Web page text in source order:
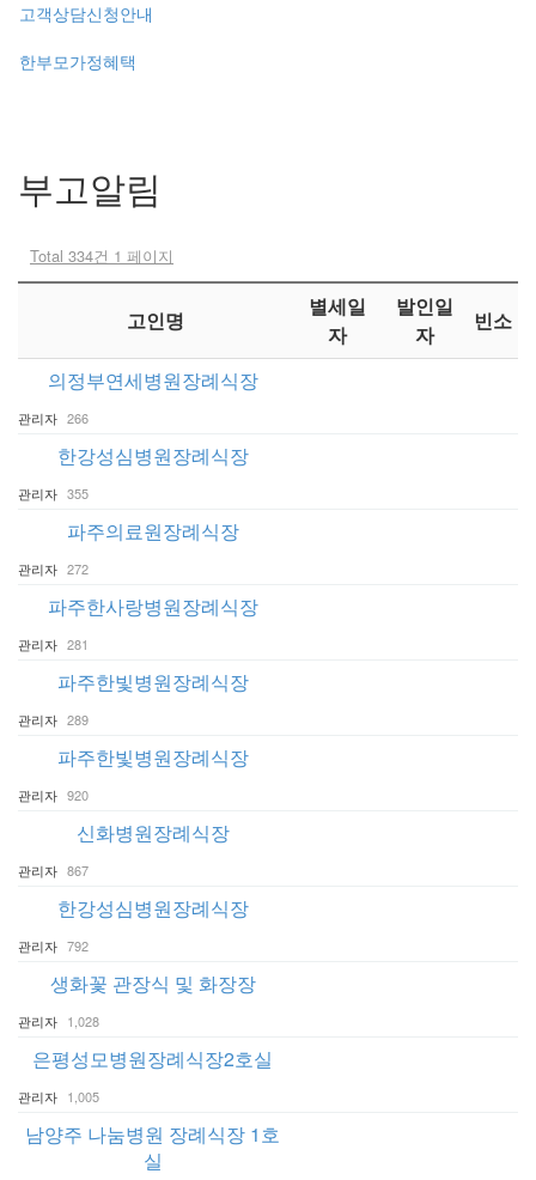
고객상담신청안내
한부모가정혜택
부고알림
Total 334건 1 페이지
고인명
별세일
자
발인일
자
빈소
의정부연세병원장례식장
관리자 266
한강성심병원장례식장
관리자 355
파주의료원장례식장
관리자 272
파주한사랑병원장례식장
관리자 281
파주한빛병원장례식장
관리자 289
파주한빛병원장례식장
관리자 920
신화병원장례식장
관리자 867
한강성심병원장례식장
관리자 792
생화꽃 관장식 및 화장장
관리자 1,028
은평성모병원장례식장2호실
관리자 1,005
남양주 나눔병원 장례식장 1호
실